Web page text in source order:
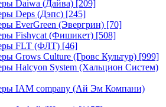
Daiwa (Дайва) [209]
Deps (Дэпс) [245]
EverGreen (Эвергрин) [70]
Fishycat (Фишикет) [508]
FLT (ФЛТ) [46]
Grows Culture (Гровс Культур) [999]
Halcyon System (Хальцион Систем)
IAM company (Ай Эм Компани)